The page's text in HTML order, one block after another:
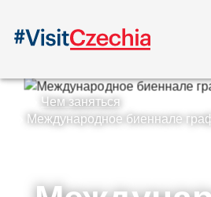
Чем заняться
Международное биеннале